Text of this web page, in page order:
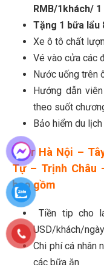
RMB/1khách/ 1
Tặng 1 bữa lẩu
Xe ô tô chất
Vé vào cửa các
Nước uống trên
Hướng dẫn
theo suốt
Bảo hiểm du
Tour Hà Nội –
Tự – Trịnh Châu
bao gồm
Tiền tip cho
USD/khách/
Chi phí cá nhân
các bữa ăn